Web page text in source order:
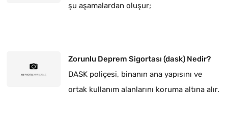
şu aşamalardan oluşur;
Zorunlu Deprem Sigortası (dask) Nedir?
DASK poliçesi, binanın ana yapısını ve
ortak kullanım alanlarını koruma altına alır.